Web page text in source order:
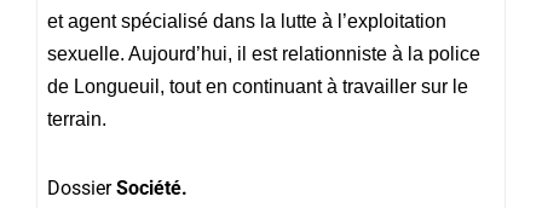
et agent spécialisé dans la lutte à l’exploitation
sexuelle. Aujourd’hui, il est relationniste à la police
de Longueuil, tout en continuant à travailler sur le
terrain.
DossierSociété.